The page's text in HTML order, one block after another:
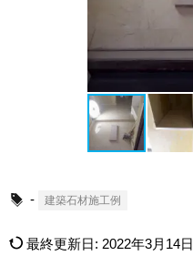
- 建築石材施工例
最終更新日: 2022年3月14日